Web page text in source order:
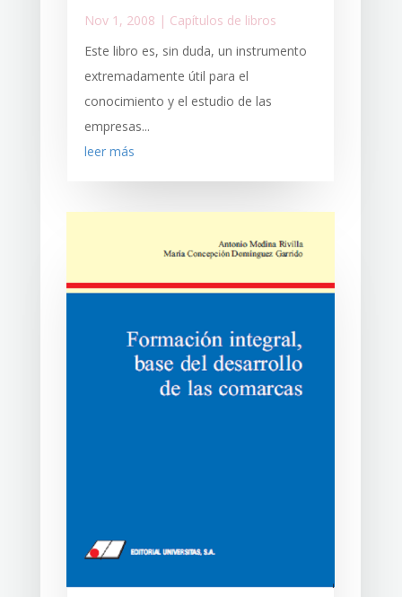
Nov 1, 2008 | Capítulos de libros
Este libro es, sin duda, un instrumento
extremadamente útil para el
conocimiento y el estudio de las
empresas...
leer más